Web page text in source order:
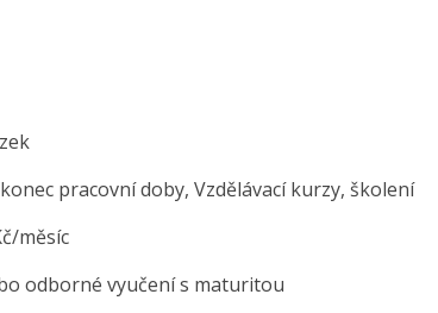
pracovní doby, Vzdělávací kurzy, školení
měsíc
odborné vyučení s maturitou